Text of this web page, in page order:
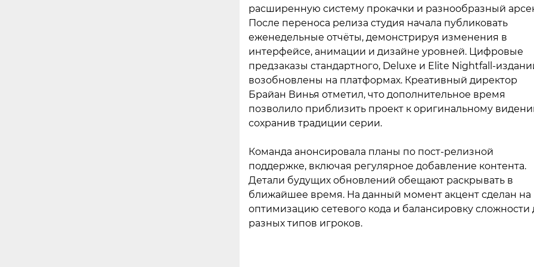
расширенную систему прокачки и разнообразный
После переноса релиза студия начала публиковать
еженедельные отчёты, демонстрируя изменения в
интерфейсе, анимации и дизайне уровней. Цифровые
предзаказы стандартного, Deluxe и Elite Nightfall-
возобновлены на платформах. Креативный директор
Брайан Винья отметил, что дополнительное время
позволило приблизить проект к оригинальному
сохранив традиции серии.
Команда анонсировала планы по пост-релизной
поддержке, включая регулярное добавление контента.
Детали будущих обновлений обещают раскрывать в
ближайшее время. На данный момент акцент сделан на
оптимизацию сетевого кода и балансировку сложности
разных типов игроков.